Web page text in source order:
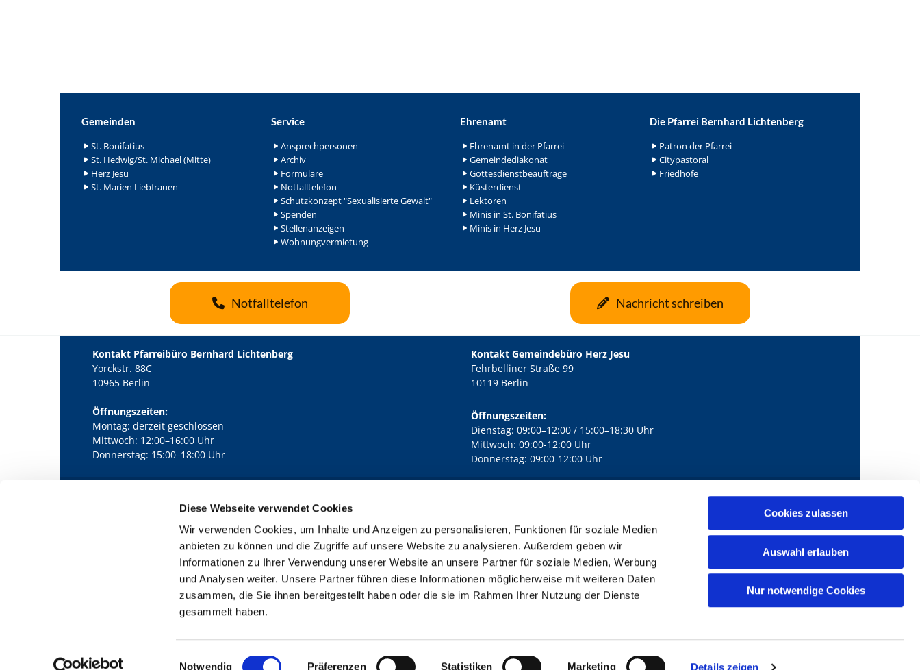
Diese Webseite verwendet Cookies
Wir verwenden Cookies, um Inhalte und Anzeigen zu personalisieren, Funktionen für soziale Medien
anbieten zu können und die Zugriffe auf unsere Website zu analysieren. Außerdem geben wir
Informationen zu Ihrer Verwendung unserer Website an unsere Partner für soziale Medien, Werbung
und Analysen weiter. Unsere Partner führen diese Informationen möglicherweise mit weiteren Daten
zusammen, die Sie ihnen bereitgestellt haben oder die sie im Rahmen Ihrer Nutzung der Dienste
gesammelt haben.
Notwendig Präferenzen Statistiken Marketing Details zeigen
Cookies zulassen
Auswahl erlauben
Nur notwendige Cookies
Gemeinden
St. Bonifatius
St. Hedwig/St. Michael (Mitte)
Herz Jesu
St. Marien Liebfrauen
Service
Ansprechpersonen
Archiv
Formulare
Notfalltelefon
Schutzkonzept "Sexualisierte Gewalt"
Spenden
Stellenanzeigen
Wohnungvermietung
Ehrenamt
Ehrenamt in der Pfarrei
Gemeindediakonat
Gottesdienstbeauftrage
Küsterdienst
Lektoren
Minis in St. Bonifatius
Minis in Herz Jesu
Die Pfarrei Bernhard Lichtenberg
Patron der Pfarrei
Citypastoral
Friedhöfe
Notfalltelefon Nachricht schreiben
Kontakt Pfarreibüro Bernhard Lichtenberg
Yorckstr. 88C
10965 Berlin
Öffnungszeiten:
Montag: derzeit geschlossen
Mittwoch: 12:00–16:00 Uhr
Donnerstag: 15:00–18:00 Uhr
Kontakt Gemeindebüro Herz Jesu
Fehrbelliner Straße 99
10119 Berlin
Öffnungszeiten:
Dienstag: 09:00–12:00 / 15:00–18:30 Uhr
Mittwoch: 09:00-12:00 Uhr
Donnerstag: 09:00-12:00 Uhr
Kath. Kirchengemeinde Pfarrei Bernhard Lichtenberg Berlin-Mitte · Yorckstr. 88C, 10965 Berlin mail@bernhard-lichtenberg.berlin
Kontaktinformationen Impressum